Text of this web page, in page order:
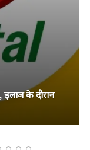
को दो-दो आजीवन
का बड़ा